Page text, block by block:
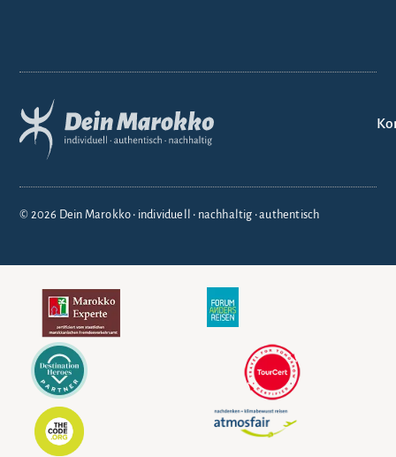
© 2026 Dein Marokko • individuell • nachhaltig • authentisch